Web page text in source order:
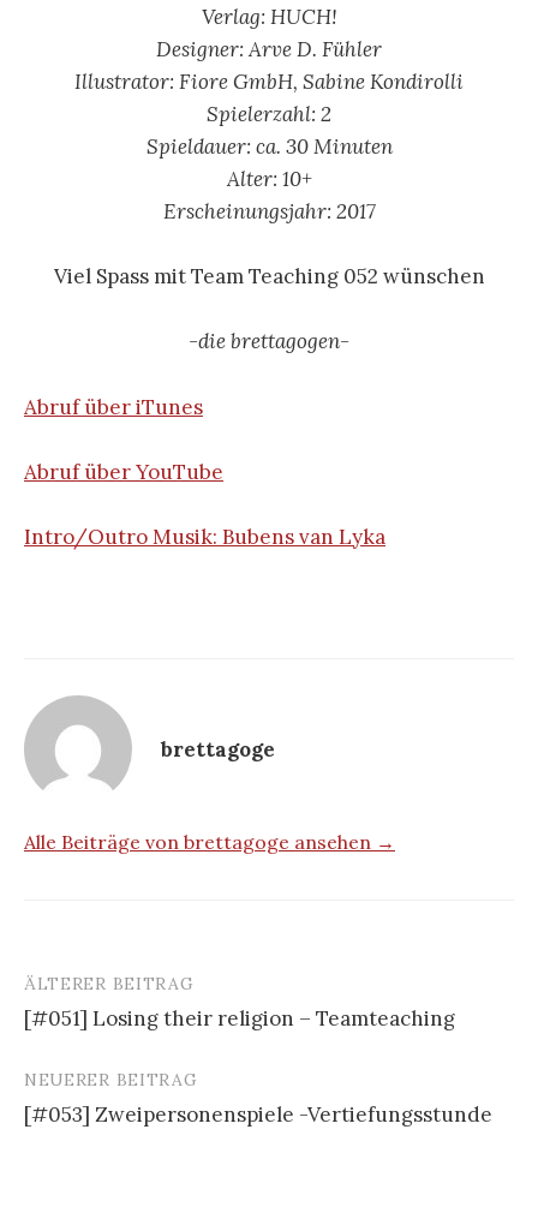
Verlag: HUCH!
Designer: Arve D. Fühler
Illustrator: Fiore GmbH, Sabine Kondirolli
Spielerzahl: 2
Spieldauer: ca. 30 Minuten
Alter: 10+
Erscheinungsjahr: 2017
Viel Spass mit Team Teaching 052 wünschen
-die brettagogen-
Abruf über iTunes
Abruf über YouTube
Intro/Outro Musik: Bubens van Lyka
brettagoge
Alle Beiträge von brettagoge ansehen →
Beitrags-
Navigation
ÄLTERER BEITRAG
[#051] Losing their religion – Teamteaching
NEUERER BEITRAG
[#053] Zweipersonenspiele -Vertiefungsstunde